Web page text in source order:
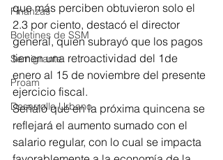
Finanzas
Boletines de SSM
Semigrante
Proam
Desarrollo Urbano
que más perciben obtuvieron solo el
2.3 por ciento, destacó el director
general, quien subrayó que los pagos
tienen una retroactividad del 1de
enero al 15 de noviembre del presente
ejercicio fiscal.
Señaló que en la próxima quincena se
reflejará el aumento sumado con el
salario regular, con lo cual se impacta